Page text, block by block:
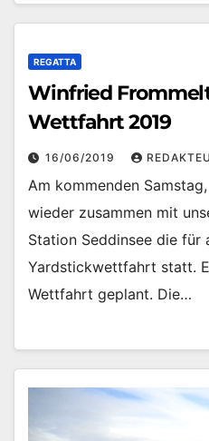
REGATTA
Winfried
Wettfahrt 2019
16/06/2019
Am kommenden
wieder zusammen mit
Station Seddinsee die für
Yardstickwettfahrt statt.
Wettfahrt geplant. Die…